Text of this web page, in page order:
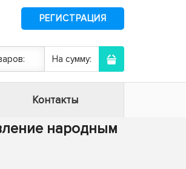
РЕГИСТРАЦИЯ
На сумму:
Контакты
народным